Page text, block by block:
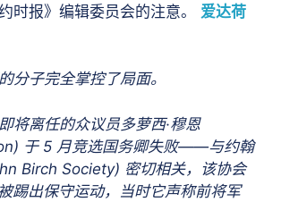
时报》编辑委员会的注意。 爱达荷
分子完全掌控了局面。
离任的众议员多萝西·穆恩
于 5 月竞选国务卿失败——与约翰
Birch Society) 密切相关，该协会
踢出保守运动，当时它声称前将军